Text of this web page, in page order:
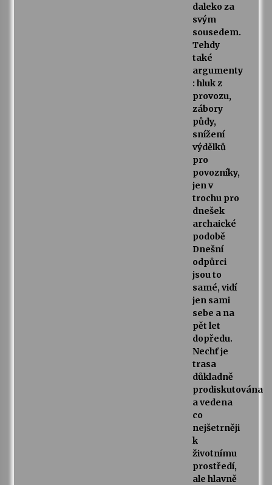
daleko za
svým
sousedem.
Tehdy
také
argumenty
: hluk z
provozu,
zábory
půdy,
snížení
výdělků
pro
povozníky,
jen v
trochu pro
dnešek
archaické
podobě
Dnešní
odpůrci
jsou to
samé, vidí
jen sami
sebe a na
pět let
dopředu.
Nechť je
trasa
důkladně
prodiskutována
a vedena
co
nejšetrněji
k
životnímu
prostředí,
ale hlavně